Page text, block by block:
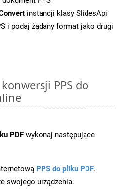
instancji klasy SlidesApi
i podaj żądany format jako drugi
PPS do
PDF wykonaj następujące
PPS do pliku PDF.
swojego urządzenia.